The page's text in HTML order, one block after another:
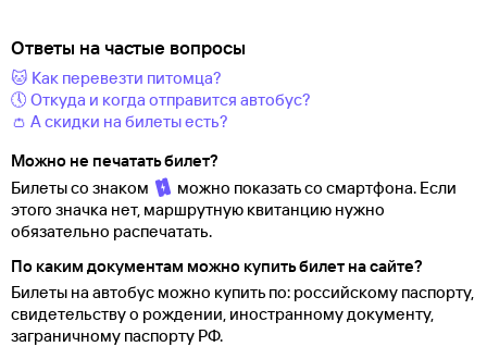
Ответы на частые вопросы
🐱 Как перевезти питомца?
🕔 Откуда и когда отправится автобус?
👛 А скидки на билеты есть?
Можно не печатать билет?
Билеты со знаком
можно показать со смартфона. Если
этого значка нет, маршрутную квитанцию нужно
обязательно распечатать.
По каким документам можно купить билет на сайте?
Билеты на автобус можно купить по: российскому паспорту,
свидетельству о рождении, иностранному документу,
заграничному паспорту РФ.